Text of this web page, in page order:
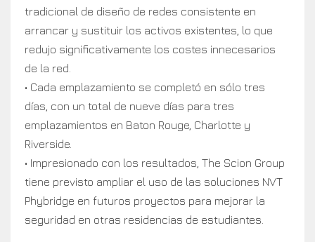
tradicional de diseño de redes consistente en
arrancar y sustituir los activos existentes, lo que
redujo significativamente los costes innecesarios
de la red.
• Cada emplazamiento se completó en sólo tres
días, con un total de nueve días para tres
emplazamientos en Baton Rouge, Charlotte y
Riverside.
• Impresionado con los resultados, The Scion Group
tiene previsto ampliar el uso de las soluciones NVT
Phybridge en futuros proyectos para mejorar la
seguridad en otras residencias de estudiantes.